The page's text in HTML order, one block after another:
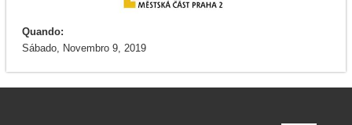
Quando:
Sábado, Novembro 9, 2019